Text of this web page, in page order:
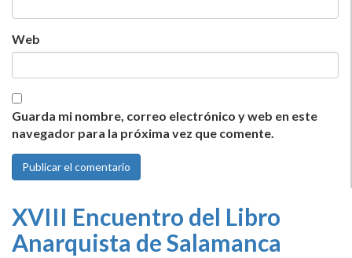
Web
Guarda mi nombre, correo electrónico y web en este
navegador para la próxima vez que comente.
XVIII Encuentro del Libro
Anarquista de Salamanca